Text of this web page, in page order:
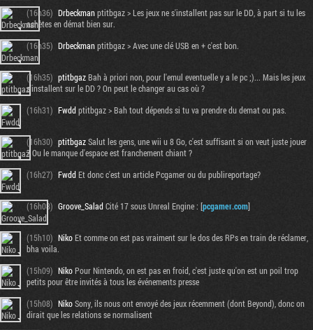
(16h36) Drbeckmanptitbgaz > Les jeux ne s'installent pas sur le DD, à part si tu les
achètes en démat bien sur.
(16h35) Drbeckmanptitbgaz > Avec une clé USB en + c'est bon.
(16h35) ptitbgazBah à priori non, pour l'emul eventuelle y a le pc ;)... Mais les jeux
s'installent sur le DD ? On peut le changer au cas où ?
(16h31) Fwddptitbgaz > Bah tout dépends si tu va prendre du demat ou pas.
(16h30) ptitbgazSalut les gens, une wii u 8 Go, c'est suffisant si on veut juste jouer
? Ou le manque d'espace est franchement chiant ?
(16h27) FwddEt donc c'est un article Pcgamer ou du publireportage?
(16h08) Groove_SaladCité 17 sous Unreal Engine : [pcgamer.com]
(15h10) NikoEt comme on est pas vraiment sur le dos des RPs en train de réclamer,
bha voila.
(15h09) NikoPour Nintendo, on est pas en froid, c'est juste qu'on est un poil trop
petits pour être invités à tous les événements presse
(15h08) NikoSony, ils nous ont envoyé des jeux récemment (dont Beyond), donc on
dirait que les relations se normalisent
Tribune